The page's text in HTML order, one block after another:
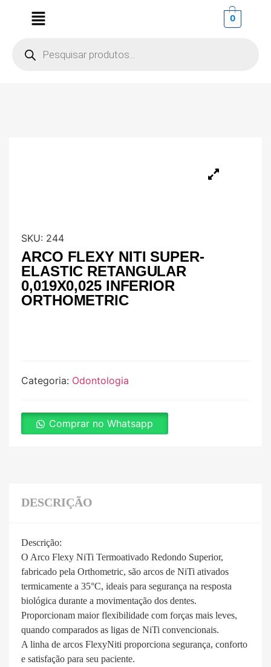
0
SKU: 244
ARCO FLEXY NITI SUPER-
ELASTIC RETANGULAR
0,019X0,025 INFERIOR
ORTHOMETRIC
Categoria: Odontologia
Comprar no Whatsapp
DESCRIÇÃO
Descrição:
O Arco Flexy NiTi Termoativado Redondo Superior,
fabricado pela Orthometric, são arcos de NiTi ativados
termicamente a 35°C, ideais para segurança na resposta
biológica durante a movimentação dos dentes.
Proporcionam maior flexibilidade com forças mais leves,
quando comparados as ligas de NiTi convencionais.
A linha de arcos FlexyNiti proporciona segurança, conforto
e satisfação para seu paciente.